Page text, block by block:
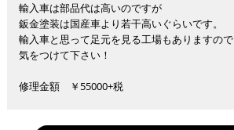
輸入車は部品代は高いのですが
鈑金塗装は国産車より若干高いぐらいです。
輸入車と思って足元を見る工場もありますので
気をつけて下さい！
修理金額 ￥55000+税